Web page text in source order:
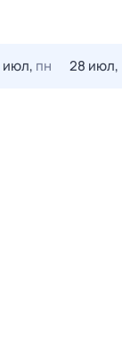
июл, пн 28 июл,